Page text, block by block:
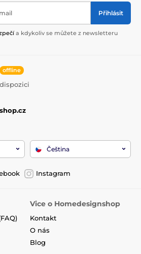
Přihlásit
a kdykoliv se můžete z newsletteru
offline
Čeština
Instagram
Vice o Homedesignshop
Kontakt
O nás
Blog